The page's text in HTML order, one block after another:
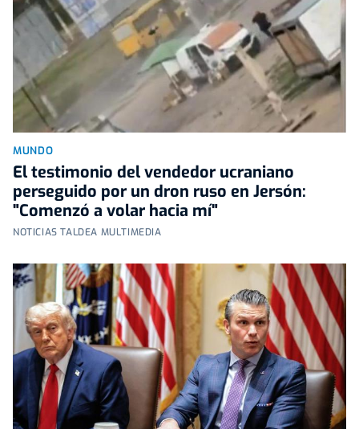
MUNDO
El testimonio del vendedor ucraniano
perseguido por un dron ruso en Jersón:
"Comenzó a volar hacia mí"
NOTICIAS TALDEA MULTIMEDIA